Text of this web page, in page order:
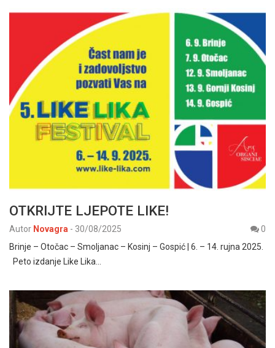
OTKRIJTE LJEPOTE LIKE!
Autor Novagra - 30/08/2025
0
Brinje – Otočac – Smoljanac – Kosinj – Gospić | 6. – 14. rujna 2025.
Peto izdanje Like Lika…